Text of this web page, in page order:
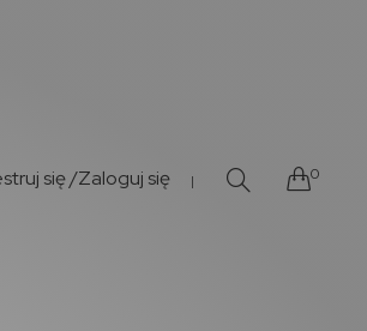
się /Zaloguj się | 0